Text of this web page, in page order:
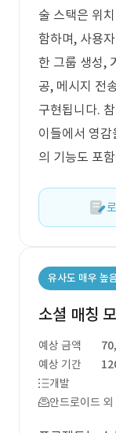
술 스택은 위
함하며, 사용
한 그룹 생성,
공, 메시지 전
구현됩니다.
이들에서 영
의 기능도 포
유사도 매우 높
소셜 매칭
예상 금액
예상 기간
개발
안드로이드 외